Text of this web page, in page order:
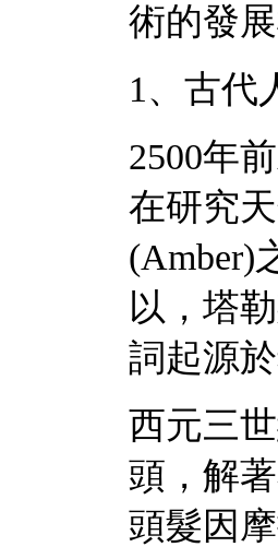
術的發展
1、古代
2500年
在研究
(Amber)
以，塔
詞起源
西元三
頭，解
頭髮因